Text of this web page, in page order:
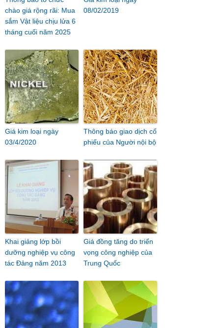
chào giá rộng rãi: Mua
sắm Vật liệu chịu lửa 6
tháng cuối năm 2025
08/02/2019
Giá kim loại ngày
03/4/2020
Thông báo giao dịch cổ
phiếu của Người nội bộ
Khai giảng lớp bồi
dưỡng nghiệp vụ công
tác Đảng năm 2013
Giá đồng tăng do triển
vọng công nghiệp của
Trung Quốc